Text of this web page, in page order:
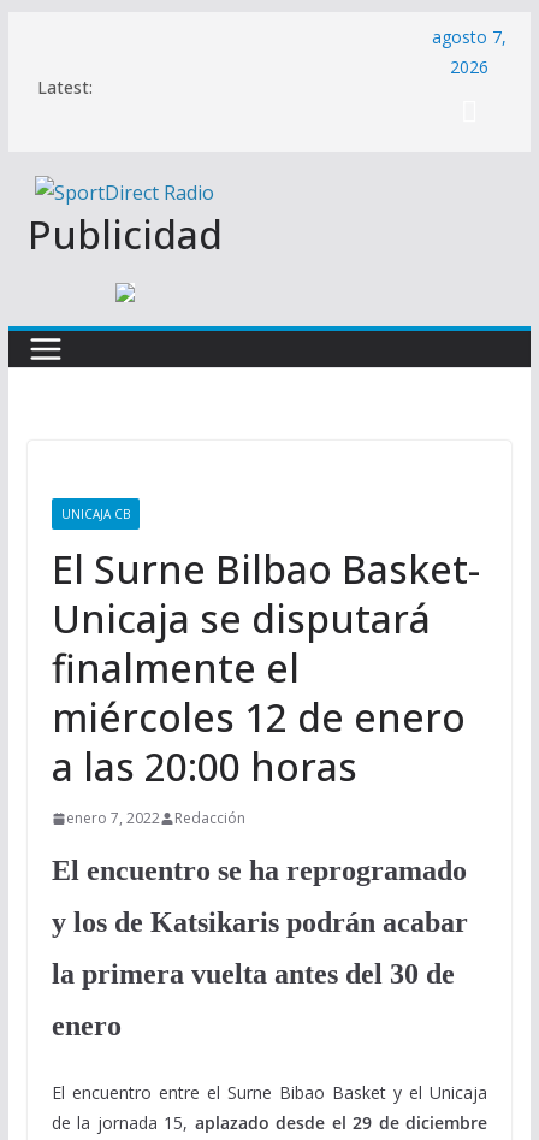
contenido
Latest:
agosto 7,
2026
Publicidad
UNICAJA CB
El Surne Bilbao Basket-
Unicaja se disputará
finalmente el
miércoles 12 de enero
a las 20:00 horas
enero 7, 2022 Redacción
El encuentro se ha reprogramado
y los de Katsikaris podrán acabar
la primera vuelta antes del 30 de
enero
El encuentro entre el Surne Bibao Basket y el Unicaja
de la jornada 15, aplazado desde el 29 de diciembre